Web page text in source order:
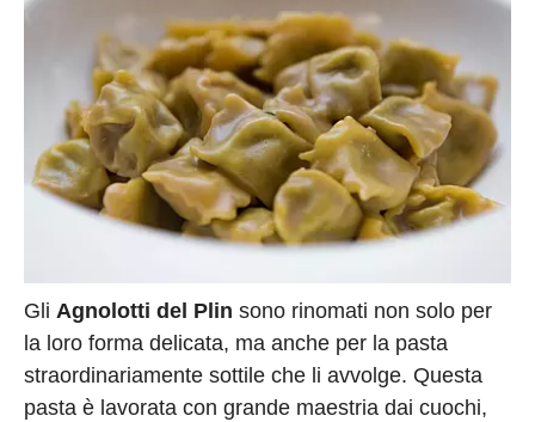
Gli Agnolotti del Plin sono rinomati non solo per
la loro forma delicata, ma anche per la pasta
straordinariamente sottile che li avvolge. Questa
pasta è lavorata con grande maestria dai cuochi,